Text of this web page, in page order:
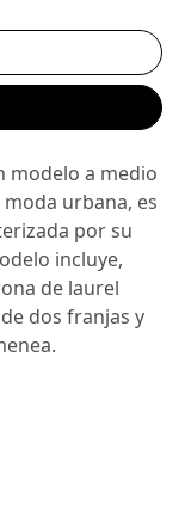
modelo a medio
urbana, es
por su
incluye,
de laurel
dos franjas y